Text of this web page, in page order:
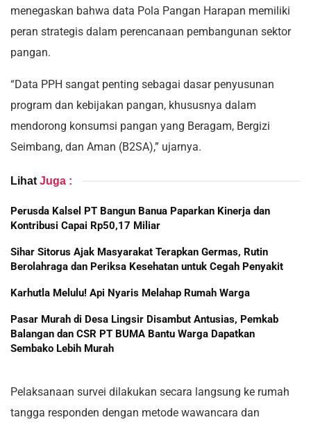
menegaskan bahwa data Pola Pangan Harapan memiliki
peran strategis dalam perencanaan pembangunan sektor
pangan.
“Data PPH sangat penting sebagai dasar penyusunan
program dan kebijakan pangan, khususnya dalam
mendorong konsumsi pangan yang Beragam, Bergizi
Seimbang, dan Aman (B2SA),” ujarnya.
Lihat Juga :
Perusda Kalsel PT Bangun Banua Paparkan Kinerja dan
Kontribusi Capai Rp50,17 Miliar
Sihar Sitorus Ajak Masyarakat Terapkan Germas, Rutin
Berolahraga dan Periksa Kesehatan untuk Cegah Penyakit
Karhutla Melulu! Api Nyaris Melahap Rumah Warga
Pasar Murah di Desa Lingsir Disambut Antusias, Pemkab
Balangan dan CSR PT BUMA Bantu Warga Dapatkan
Sembako Lebih Murah
Pelaksanaan survei dilakukan secara langsung ke rumah
tangga responden dengan metode wawancara dan